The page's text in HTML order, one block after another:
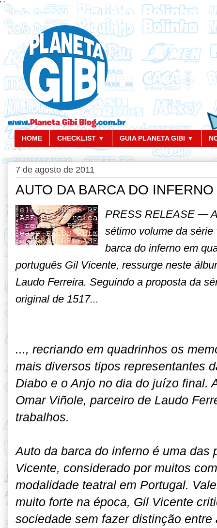
' '
HOME CHECKLIST ▼ GUIA PLANETA GIBI ▼
7 de agosto de 2011
AUTO DA BARCA DO
PRESS RELEASE —
sétimo volume da série
barca do inferno em
português Gil Vicente, ressurge neste
Laudo Ferreira. Seguindo a proposta da
original de 1517...
..., recriando em quadrinhos os
mais diversos tipos representantes
Diabo e o Anjo no dia do juízo final.
Omar Viñole, parceiro de Laudo
trabalhos.
Auto da barca do inferno é uma das
Vicente, considerado por muitos
modalidade teatral em Portugal.
muito forte na época, Gil Vicente
sociedade sem fazer distinção